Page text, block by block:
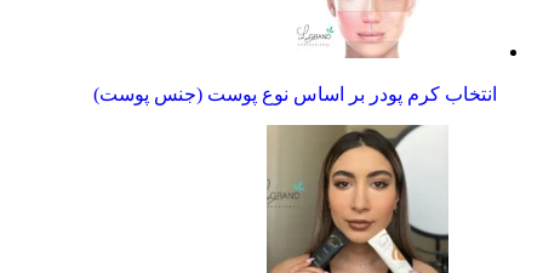
انتخاب کرم پودر بر اساس نوع پوست (جنس پوست)